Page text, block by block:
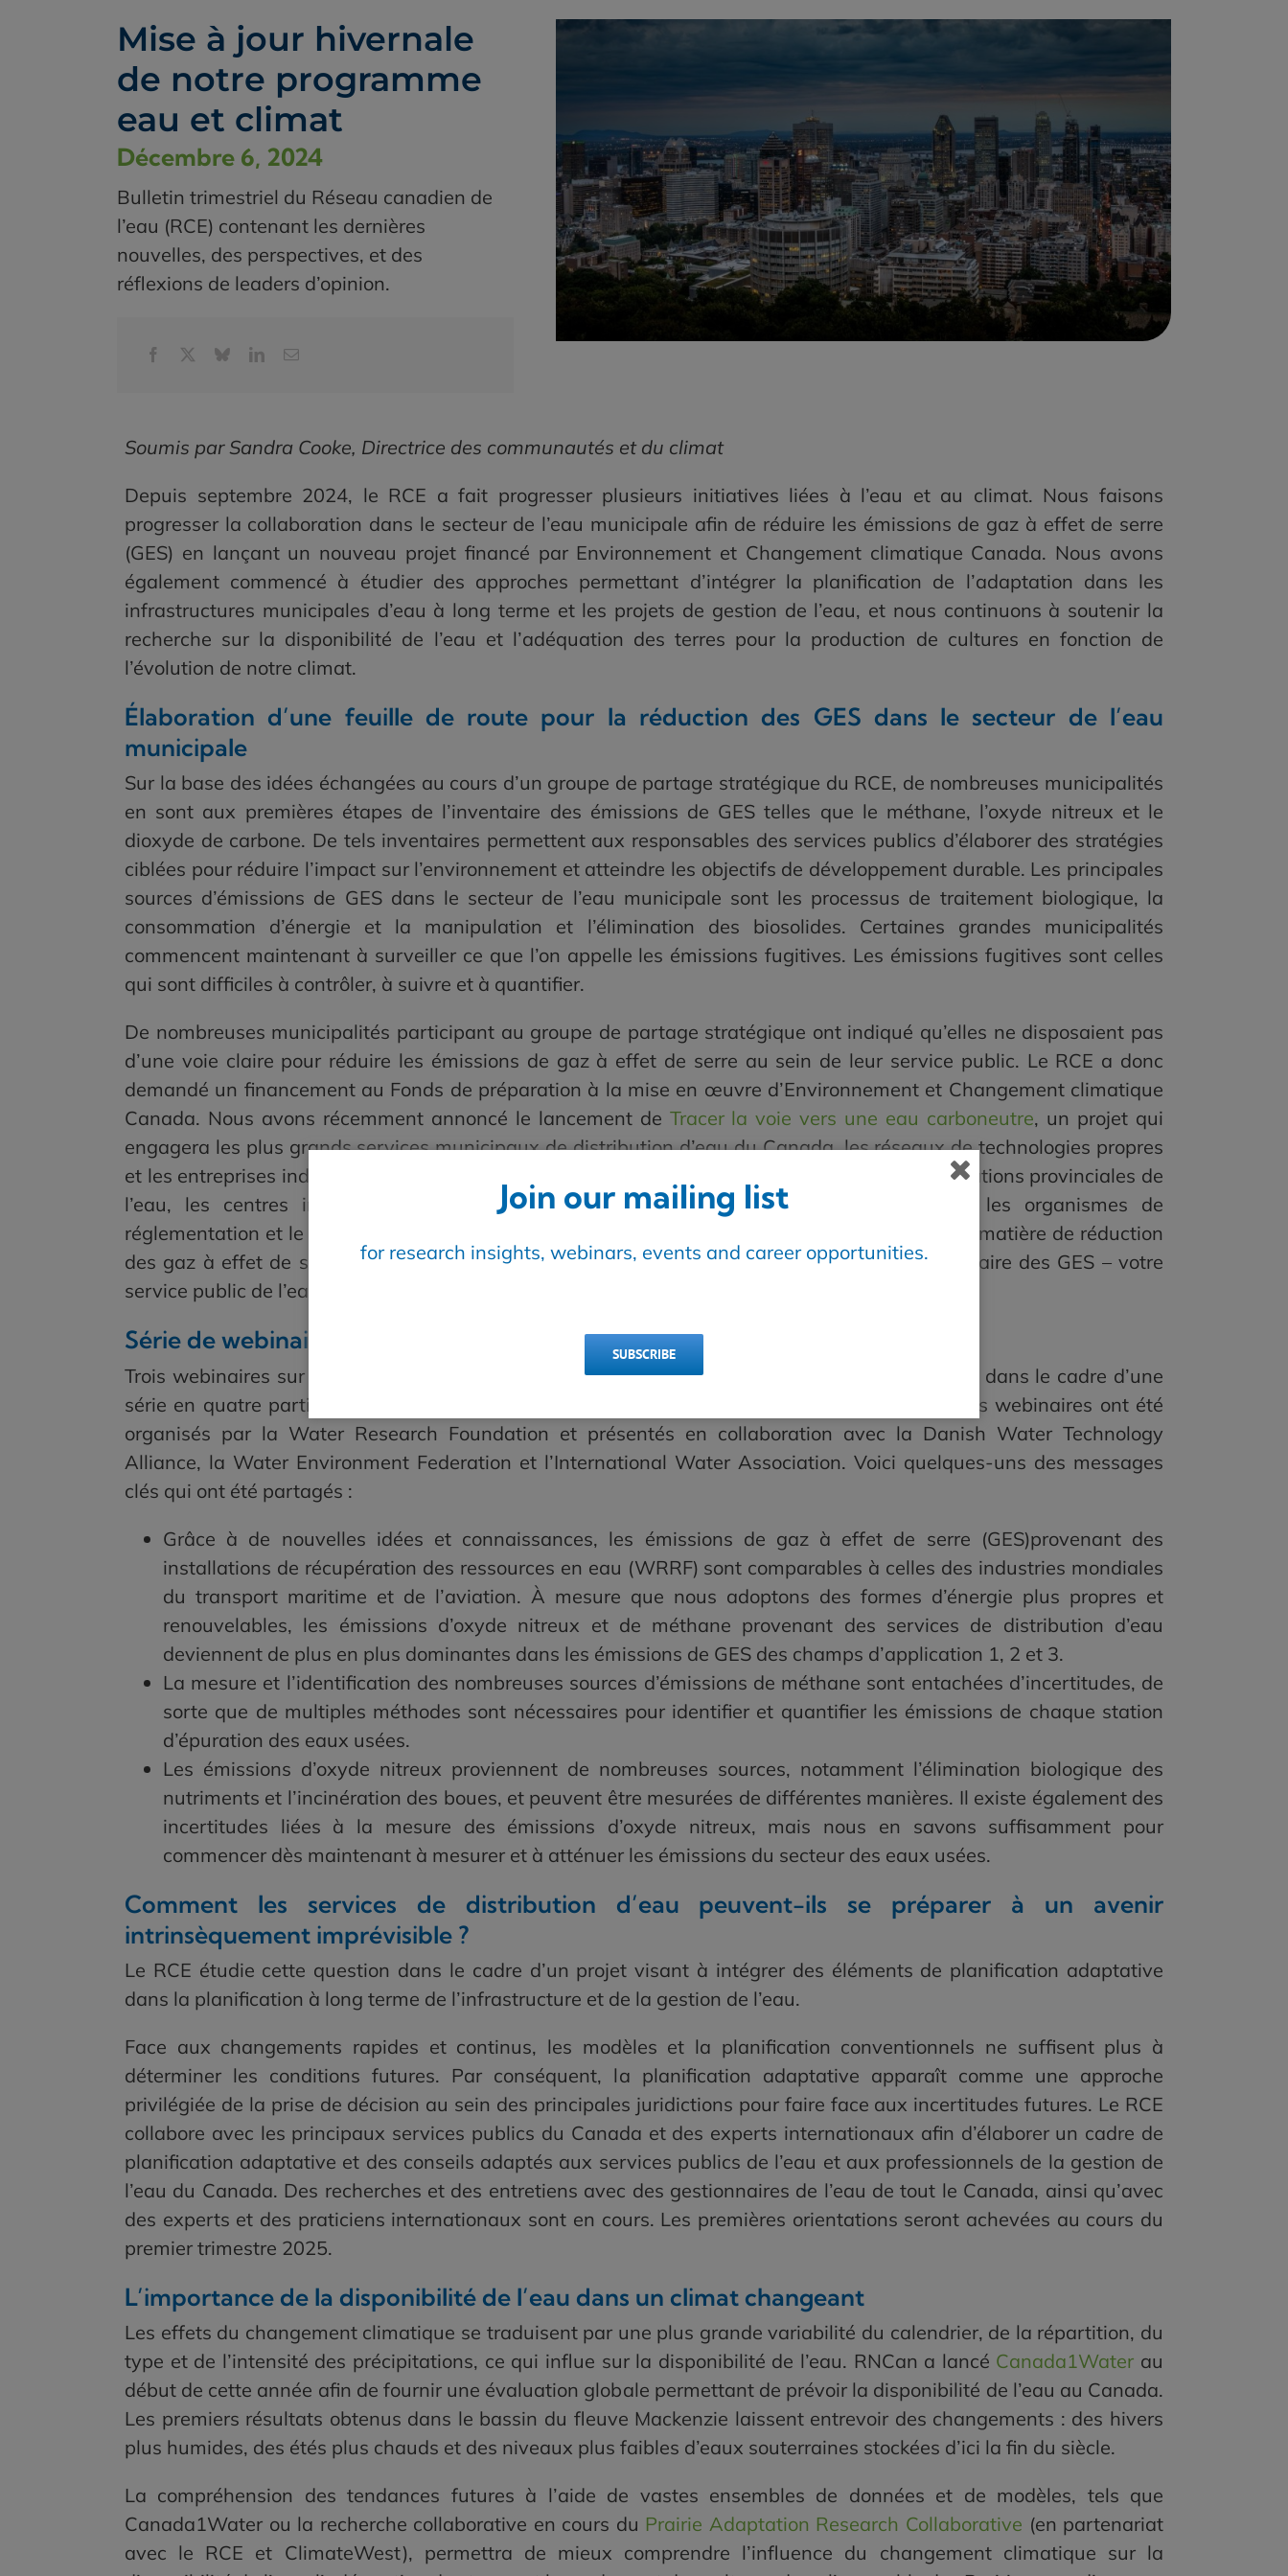
Mise à jour hivernale
de notre programme
eau et climat
Décembre 6, 2024
Bulletin trimestriel du Réseau canadien de
l’eau (RCE) contenant les dernières
nouvelles, des perspectives, et des
réflexions de leaders d’opinion.
Soumis par Sandra Cooke, Directrice des communautés et du climat
Depuis septembre 2024, le RCE a fait progresser plusieurs initiatives liées à l’eau et au climat. Nous faisons
progresser la collaboration dans le secteur de l’eau municipale afin de réduire les émissions de gaz à effet de serre
(GES) en lançant un nouveau projet financé par Environnement et Changement climatique Canada. Nous avons
également commencé à étudier des approches permettant d’intégrer la planification de l’adaptation dans les
infrastructures municipales d’eau à long terme et les projets de gestion de l’eau, et nous continuons à soutenir la
recherche sur la disponibilité de l’eau et l’adéquation des terres pour la production de cultures en fonction de
l’évolution de notre climat.
Élaboration d’une feuille de route pour la réduction des GES dans le secteur de l’eau
municipale
Sur la base des idées échangées au cours d’un groupe de partage stratégique du RCE, de nombreuses municipalités
en sont aux premières étapes de l’inventaire des émissions de GES telles que le méthane, l’oxyde nitreux et le
dioxyde de carbone. De tels inventaires permettent aux responsables des services publics d’élaborer des stratégies
ciblées pour réduire l’impact sur l’environnement et atteindre les objectifs de développement durable. Les principales
sources d’émissions de GES dans le secteur de l’eau municipale sont les processus de traitement biologique, la
consommation d’énergie et la manipulation et l’élimination des biosolides. Certaines grandes municipalités
commencent maintenant à surveiller ce que l’on appelle les émissions fugitives. Les émissions fugitives sont celles
qui sont difficiles à contrôler, à suivre et à quantifier.
De nombreuses municipalités participant au groupe de partage stratégique ont indiqué qu’elles ne disposaient pas
d’une voie claire pour réduire les émissions de gaz à effet de serre au sein de leur service public. Le RCE a donc
demandé un financement au Fonds de préparation à la mise en œuvre d’Environnement et Changement climatique
Canada. Nous avons récemment annoncé le lancement de Tracer la voie vers une eau carboneutre, un projet qui
engagera les plus grands services municipaux de distribution d’eau du Canada, les réseaux de technologies propres
et les entreprises individuelles, les partenaires d’innovation du secteur privé du RCE, les associations provinciales de
l’eau, les centres internationaux de recherche sur l’eau, les services publics d’énergie, les organismes de
réglementation et le monde universitaire à partager leurs connaissances et leurs approches en matière de réduction
des gaz à effet de serre. La première étape de la feuille de route consiste à réaliser un inventaire des GES – votre
service public de l’eau en a-t-il réalisé un ?
Série de webinaires sur les émissions de processus
Trois webinaires sur les émissions de processus ont été présentés entre juillet et octobre 2024, dans le cadre d’une
série en quatre parties organisée par l’U.S. Water Alliance et le Réseau canadien de l’eau. Les webinaires ont été
organisés par la Water Research Foundation et présentés en collaboration avec la Danish Water Technology
Alliance, la Water Environment Federation et l’International Water Association. Voici quelques-uns des messages
clés qui ont été partagés :
Grâce à de nouvelles idées et connaissances, les émissions de gaz à effet de serre (GES)provenant des
installations de récupération des ressources en eau (WRRF) sont comparables à celles des industries mondiales
du transport maritime et de l’aviation. À mesure que nous adoptons des formes d’énergie plus propres et
renouvelables, les émissions d’oxyde nitreux et de méthane provenant des services de distribution d’eau
deviennent de plus en plus dominantes dans les émissions de GES des champs d’application 1, 2 et 3.
La mesure et l’identification des nombreuses sources d’émissions de méthane sont entachées d’incertitudes, de
sorte que de multiples méthodes sont nécessaires pour identifier et quantifier les émissions de chaque station
d’épuration des eaux usées.
Les émissions d’oxyde nitreux proviennent de nombreuses sources, notamment l’élimination biologique des
nutriments et l’incinération des boues, et peuvent être mesurées de différentes manières. Il existe également des
incertitudes liées à la mesure des émissions d’oxyde nitreux, mais nous en savons suffisamment pour
commencer dès maintenant à mesurer et à atténuer les émissions du secteur des eaux usées.
Comment les services de distribution d’eau peuvent-ils se préparer à un avenir
intrinsèquement imprévisible ?
Le RCE étudie cette question dans le cadre d’un projet visant à intégrer des éléments de planification adaptative
dans la planification à long terme de l’infrastructure et de la gestion de l’eau.
Face aux changements rapides et continus, les modèles et la planification conventionnels ne suffisent plus à
déterminer les conditions futures. Par conséquent, la planification adaptative apparaît comme une approche
privilégiée de la prise de décision au sein des principales juridictions pour faire face aux incertitudes futures. Le RCE
collabore avec les principaux services publics du Canada et des experts internationaux afin d’élaborer un cadre de
planification adaptative et des conseils adaptés aux services publics de l’eau et aux professionnels de la gestion de
l’eau du Canada. Des recherches et des entretiens avec des gestionnaires de l’eau de tout le Canada, ainsi qu’avec
des experts et des praticiens internationaux sont en cours. Les premières orientations seront achevées au cours du
premier trimestre 2025.
L’importance de la disponibilité de l’eau dans un climat changeant
Les effets du changement climatique se traduisent par une plus grande variabilité du calendrier, de la répartition, du
type et de l’intensité des précipitations, ce qui influe sur la disponibilité de l’eau. RNCan a lancé Canada1Water au
début de cette année afin de fournir une évaluation globale permettant de prévoir la disponibilité de l’eau au Canada.
Les premiers résultats obtenus dans le bassin du fleuve Mackenzie laissent entrevoir des changements : des hivers
plus humides, des étés plus chauds et des niveaux plus faibles d’eaux souterraines stockées d’ici la fin du siècle.
La compréhension des tendances futures à l’aide de vastes ensembles de données et de modèles, tels que
Canada1Water ou la recherche collaborative en cours du Prairie Adaptation Research Collaborative (en partenariat
avec le RCE et ClimateWest), permettra de mieux comprendre l’influence du changement climatique sur la
Join our mailing list
for research insights, webinars, events and career opportunities.
SUBSCRIBE